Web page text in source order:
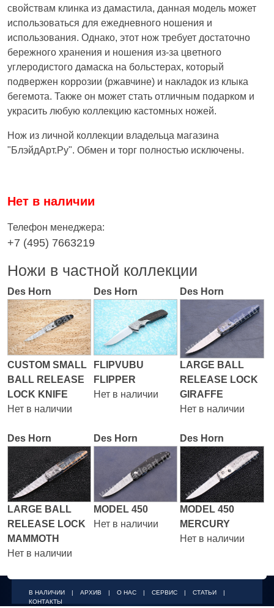
свойствам клинка из дамастила, данная модель может
использоваться для ежедневного ношения и
использования. Однако, этот нож требует достаточно
бережного хранения и ношения из-за цветного
углеродистого дамаска на больстерах, который
подвержен коррозии (ржавчине) и накладок из клыка
бегемота. Также он может стать отличным подарком и
украсить любую коллекцию кастомных ножей.
Нож из личной коллекции владельца магазина
"БлэйдАрт.Ру". Обмен и торг полностью исключены.
Нет в наличии
Телефон менеджера:
+7 (495) 7663219
Ножи в частной коллекции
Des Horn Des Horn Des Horn
CUSTOM SMALL
BALL RELEASE
LOCK KNIFE
Нет в наличии
FLIPVUBU
FLIPPER
Нет в наличии
LARGE BALL
RELEASE LOCK
GIRAFFE
Нет в наличии
Des Horn Des Horn Des Horn
LARGE BALL
RELEASE LOCK
MAMMOTH
Нет в наличии
MODEL 450
Нет в наличии
MODEL 450
MERCURY
Нет в наличии
В НАЛИЧИИ | АРХИВ | О НАС | СЕРВИС | СТАТЬИ
|
КОНТАКТЫ